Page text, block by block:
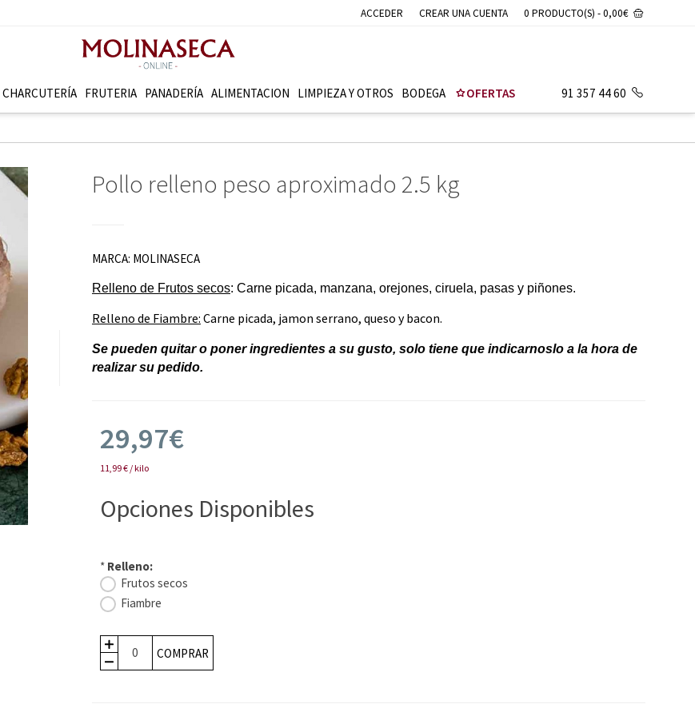
ACCEDER CREAR UNA CUENTA 0 PRODUCTO(S) - 0,00€
CHARCUTERÍ­A FRUTERI­A PANADERÍ­A ALIMENTACION LIMPIEZA Y OTROS BODEGA OFERTAS 91 357 44 60
Pollo relleno peso aproximado 2.5 kg
MARCA: MOLINASECA
Relleno de Frutos secos: Carne picada, manzana, orejones, ciruela, pasas y piñones.
Relleno de Fiambre: Carne picada, jamon serrano, queso y bacon.
Se pueden quitar o poner ingredientes a su gusto, solo tiene que indicarnoslo a la hora de
realizar su pedido.
29,97€
11,99 € / kilo
Opciones Disponibles
* Relleno:
Frutos secos
Fiambre
COMPRAR